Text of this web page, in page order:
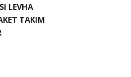
LEVHA
TAKIM